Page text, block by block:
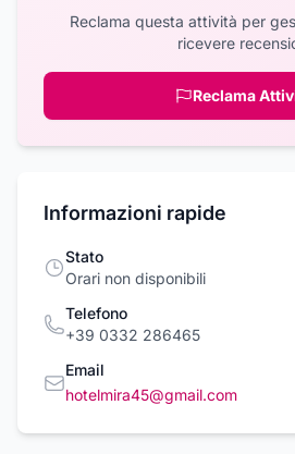
Reclama questa attività per
ricevere
Reclama
Informazioni rapide
Stato
Orari non disponibili
Telefono
+39 0332 286465
Email
hotelmira45@gmail.com